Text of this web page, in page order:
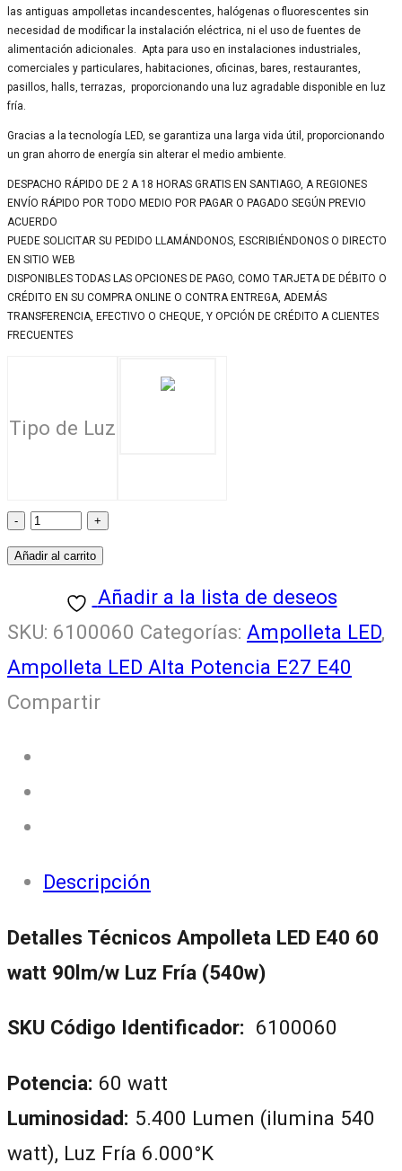
las antiguas ampolletas incandescentes, halógenas o fluorescentes sin
necesidad de modificar la instalación eléctrica, ni el uso de fuentes de
alimentación adicionales. Apta para uso en instalaciones industriales,
comerciales y particulares, habitaciones, oficinas, bares, restaurantes,
pasillos, halls, terrazas, proporcionando una luz agradable disponible en luz
fría.
Gracias a la tecnología LED, se garantiza una larga vida útil, proporcionando
un gran ahorro de energía sin alterar el medio ambiente.
DESPACHO RÁPIDO DE 2 A 18 HORAS GRATIS EN SANTIAGO, A REGIONES
ENVÍO RÁPIDO POR TODO MEDIO POR PAGAR O PAGADO SEGÚN PREVIO
ACUERDO
PUEDE SOLICITAR SU PEDIDO LLAMÁNDONOS, ESCRIBIÉNDONOS O DIRECTO
EN SITIO WEB
DISPONIBLES TODAS LAS OPCIONES DE PAGO, COMO TARJETA DE DÉBITO O
CRÉDITO EN SU COMPRA ONLINE O CONTRA ENTREGA, ADEMÁS
TRANSFERENCIA, EFECTIVO O CHEQUE, Y OPCIÓN DE CRÉDITO A CLIENTES
FRECUENTES
Tipo de Luz
Ampolleta
LED
60
watt
90lm/w
Fría
(540w)
cantidad
Añadir al carrito
Añadir a la lista de deseos
SKU: 6100060 Categorías: Ampolleta LED,
Ampolleta LED Alta Potencia E27 E40
Compartir
Descripción
Detalles Técnicos Ampolleta LED E40 60
watt 90lm/w Luz Fría (540w)
SKU Código Identificador: 6100060
Potencia: 60 watt
Luminosidad: 5.400 Lumen (ilumina 540
watt), Luz Fría 6.000°K